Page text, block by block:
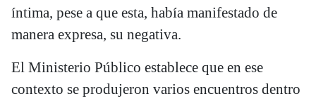
íntima, pese a que esta, había manifestado de
manera expresa, su negativa.
El Ministerio Público establece que en ese
contexto se produjeron varios encuentros dentro